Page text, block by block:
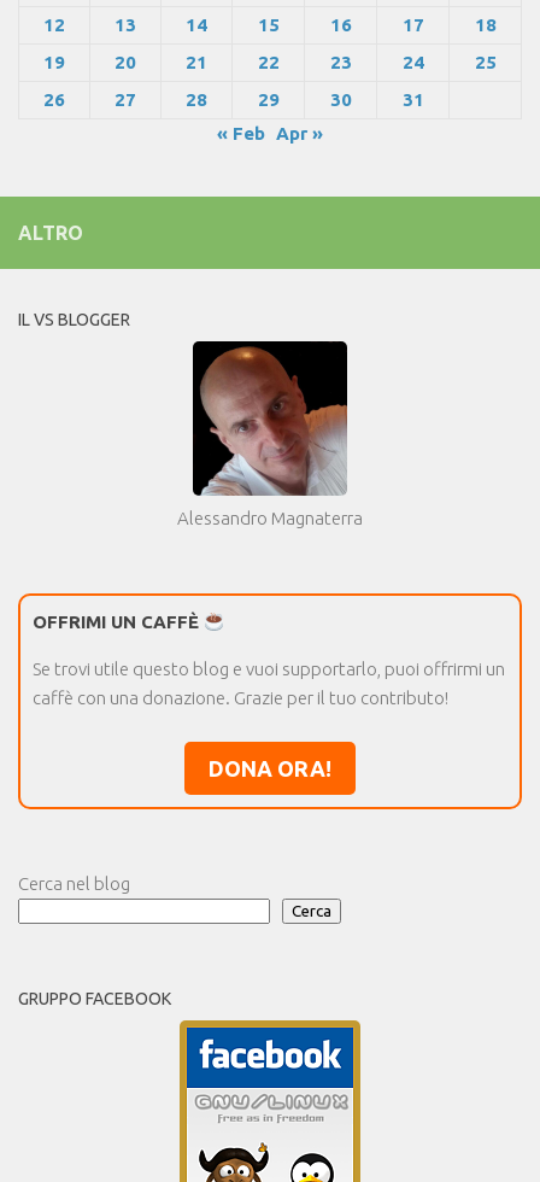
12
13 14 15 16 17
18
19
20 21 22 23 24
25
26
27 28 29 30
31
« Feb Apr »
ALTRO
IL VS BLOGGER
Alessandro Magnaterra
OFFRIMI UN CAFFÈ
Se trovi utile questo blog e vuoi supportarlo, puoi offrirmi un
caffè con una donazione. Grazie per il tuo contributo!
DONA ORA!
Cerca nel blog
Cerca
GRUPPO FACEBOOK